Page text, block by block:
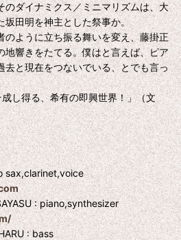
のダイナミクス／ミニマリズムは、大
坂田明を神主とした祭事か。
のように立ち振る舞いを変え、藤掛正
地響きをたてる。僕はと言えば、ピア
去と現在をつないでいる、とでも言っ
し得る、希有の即興世界！」（文
sax,clarinet,voice
: piano,synthesizer
: bass